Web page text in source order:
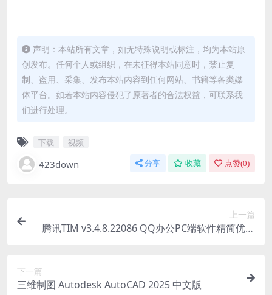
声明：本站所有文章，如无特殊说明或标注，均为本站原
创发布。任何个人或组织，在未征得本站同意时，禁止复
制、盗用、采集、发布本站内容到任何网站、书籍等各类媒
体平台。如若本站内容侵犯了原著者的合法权益，可联系我
们进行处理。
下载 视频
423down 分享 收藏 点赞(0)
上一篇
腾讯TIM v3.4.8.22086 QQ办公PC端软件精简优化
下一篇
三维制图 Autodesk AutoCAD 2025 中文版